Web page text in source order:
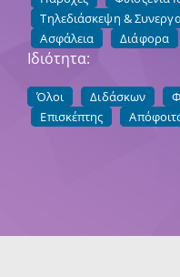
Τηλεδιάσκεψη &
Ασφάλεια
Διάφορα
Ιδιότητα:
Όλοι Διδάσκων
Επισκέπτης